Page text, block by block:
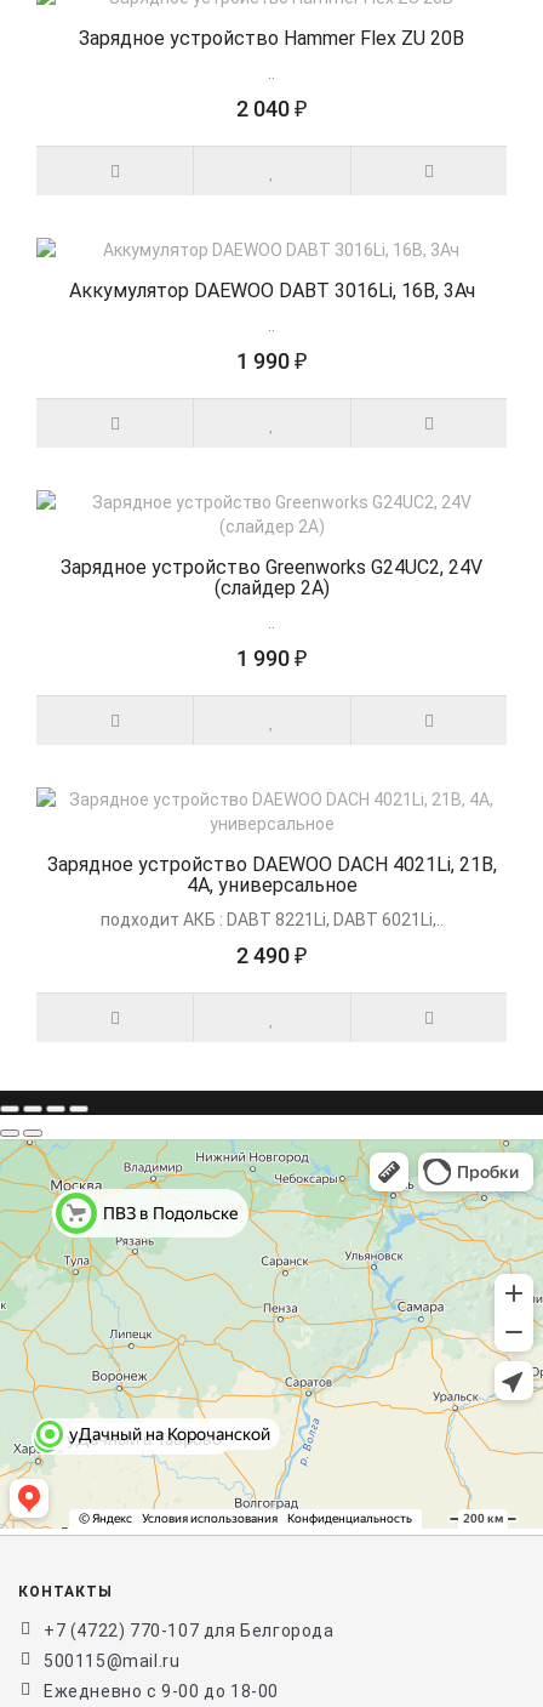
Зарядное устройство Hammer Flex ZU 20В
..
2 040 ₽
Аккумулятор DAEWOO DABT 3016Li, 16В, 3Ач
..
1 990 ₽
Зарядное устройство Greenworks G24UC2, 24V
(слайдер 2А)
..
1 990 ₽
Зарядное устройство DAEWOO DAСH 4021Li, 21В,
4А, универсальное
подходит АКБ : DABT 8221Li, DABT 6021Li,..
2 490 ₽
КОНТАКТЫ
+7 (4722) 770-107 для Белгорода
500115@mail.ru
Ежедневно с 9-00 до 18-00